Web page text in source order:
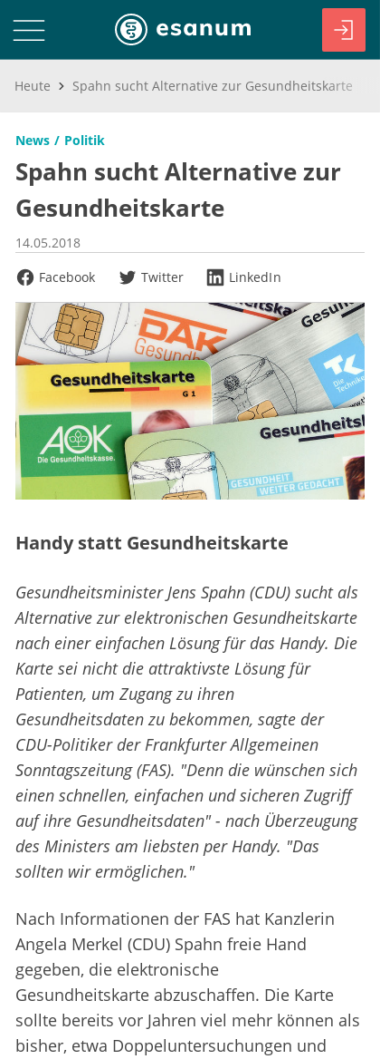
Heute Spahn sucht Alternative zur Gesundheitskarte
News Politik
Spahn sucht Alternative zur
Gesundheitskarte
14.05.2018
Facebook
Twitter LinkedIn
Handy statt Gesundheitskarte
Gesundheitsminister Jens Spahn (CDU) sucht als
Alternative zur elektronischen Gesundheitskarte
nach einer einfachen Lösung für das Handy. Die
Karte sei nicht die attraktivste Lösung für
Patienten, um Zugang zu ihren
Gesundheitsdaten zu bekommen, sagte der
CDU-Politiker der Frankfurter Allgemeinen
Sonntagszeitung (FAS). "Denn die wünschen sich
einen schnellen, einfachen und sicheren Zugriff
auf ihre Gesundheitsdaten" - nach Überzeugung
des Ministers am liebsten per Handy. "Das
sollten wir ermöglichen."
Nach Informationen der FAS hat Kanzlerin
Angela Merkel (CDU) Spahn freie Hand
gegeben, die elektronische
Gesundheitskarte abzuschaffen. Die Karte
sollte bereits vor Jahren viel mehr können als
bisher, etwa Doppeluntersuchungen und